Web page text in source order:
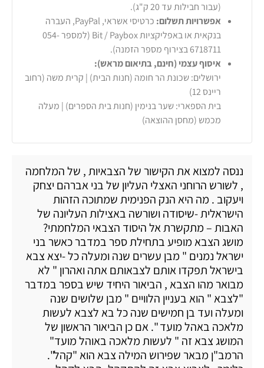
(עבור חבילות עד 20 ק"ג).
אפשרויות תשלום:
כרטיסי אשראי, PayPal, העברה
בנקאית או באפליקציות Bit / Paybox (למספר 054-
6718711 בצירוף מספר הזמנה).
איסוף עצמי (חינם, בתיאום מראש):
ירושלים: שכונת הר חומה (חנות הבית) | קרית משה (רחוב
ריינס 12)
בית הספארי: שער בנימין (חנות בית הספרים) | מעלה
מכמש (מחסן ההוצאה)
ננסה למצוא את הקישור של הצבאיות , של המלחמה
, לשורש הרוחני האצלי העליון של בני אברהם יצחק
ויעקוב . מה היא הנק הפנימית שמתוכה הזהות
הישראלית -שיסודה ושורשה באצילות העליונה של
האבות – מתקשרת אל היסוד הצבאי המלחמתי?
מושג הצבא מופיע בתחילת ספר במדבר כאשר בני
ישראל נמנים " מבן עשרים שנה ומעלה כל -יצא צבא
בישראל תפקדו אותם לצבאותם אתה ואהרון " לא
מבואר מהו הצבא , הביאור היחיד שיש בספר במדבר
"לצבא " הוא בעניין הלוויים " מבן שלושים שנה
ומעלה ועד בן חמישים שנה כל בא לצבא לעשות
מלאכה באהל מועד ". אם כן הביאור הראשון של
המושג צבא זה " לעשות מלאכה באוהל מועד"
הרמב"ן מבאר שפירוש המילה צבא הוא "קהל".